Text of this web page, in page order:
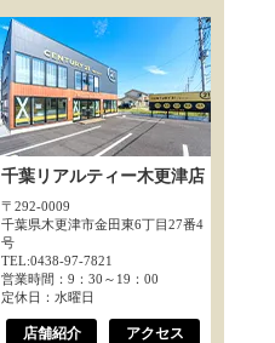
千葉リアルティー木更津店
〒292-0009
千葉県木更津市金田東6丁目27番4
号
TEL:0438-97-7821
営業時間：9：30～19：00
定休日：水曜日
店舗紹介 アクセス